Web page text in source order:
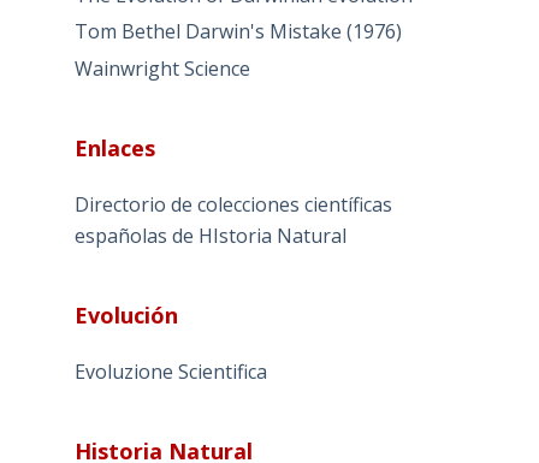
Tom Bethel Darwin's Mistake (1976)
Wainwright Science
Enlaces
Directorio de colecciones científicas
españolas de HIstoria Natural
Evolución
Evoluzione Scientifica
Historia Natural